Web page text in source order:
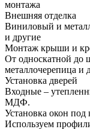
монтажа
Внешняя отделка
Виниловый и
и другие
Монтаж крыши и
От односкатной до
металлочерепица и
Установка дверей
Входные –
МДФ.
Установка окон под
Используем